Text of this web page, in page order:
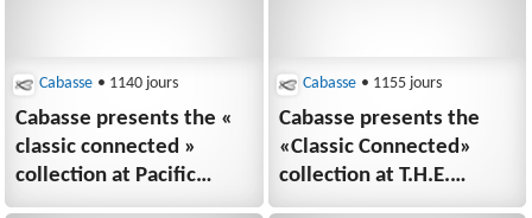
Cabasse • 1140 jours
Cabasse presents the «
classic connected »
collection at Pacific
Audio Fest 2023
Cabasse • 1155 jours
Cabasse presents the
«Classic Connected»
collection at T.H.E.
SHOW 2023.